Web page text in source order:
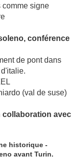
comme signe
conférence
de pont dans
(val de suse)
collaboration avec
historique -
avant Turin.